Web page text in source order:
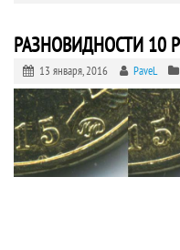
РАЗНОВИДНОСТИ 10
13 января, 2016 PaveL